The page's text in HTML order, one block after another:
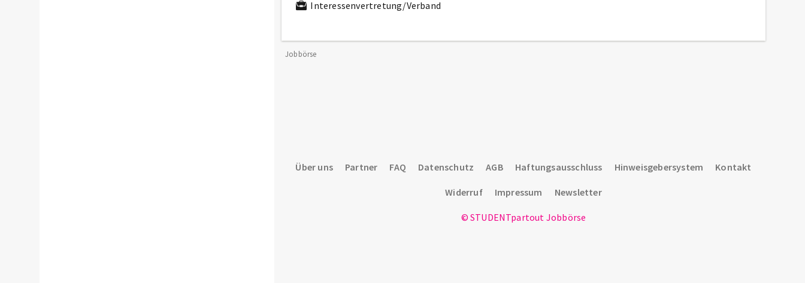
Interessenvertretung/Verband
Jobbörse
Über uns Partner FAQ Datenschutz AGB Haftungsausschluss Hinweisgebersystem Kontakt
Widerruf Impressum Newsletter
© STUDENTpartout Jobbörse